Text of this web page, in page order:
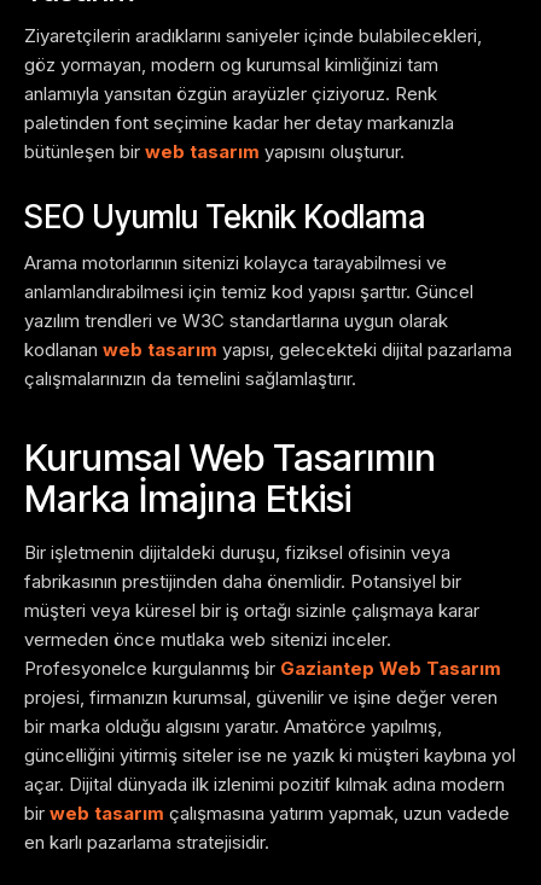
Ziyaretçilerin aradıklarını saniyeler içinde bulabilecekleri,
göz yormayan, modern og kurumsal kimliğinizi tam
anlamıyla yansıtan özgün arayüzler çiziyoruz. Renk
paletinden font seçimine kadar her detay markanızla
bütünleşen bir web tasarım yapısını oluşturur.
SEO Uyumlu Teknik Kodlama
Arama motorlarının sitenizi kolayca tarayabilmesi ve
anlamlandırabilmesi için temiz kod yapısı şarttır. Güncel
yazılım trendleri ve W3C standartlarına uygun olarak
kodlanan web tasarım yapısı, gelecekteki dijital pazarlama
çalışmalarınızın da temelini sağlamlaştırır.
Kurumsal Web Tasarımın
Marka İmajına Etkisi
Bir işletmenin dijitaldeki duruşu, fiziksel ofisinin veya
fabrikasının prestijinden daha önemlidir. Potansiyel bir
müşteri veya küresel bir iş ortağı sizinle çalışmaya karar
vermeden önce mutlaka web sitenizi inceler.
Profesyonelce kurgulanmış bir Gaziantep Web Tasarım
projesi, firmanızın kurumsal, güvenilir ve işine değer veren
bir marka olduğu algısını yaratır. Amatörce yapılmış,
güncelliğini yitirmiş siteler ise ne yazık ki müşteri kaybına yol
açar. Dijital dünyada ilk izlenimi pozitif kılmak adına modern
bir web tasarım çalışmasına yatırım yapmak, uzun vadede
en karlı pazarlama stratejisidir.